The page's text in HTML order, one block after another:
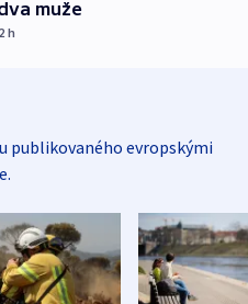
muže
h
publikovaného evropskými